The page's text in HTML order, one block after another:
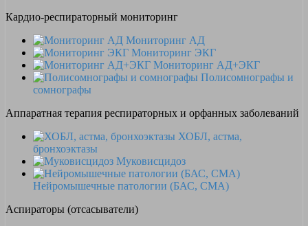
Кардио-респираторный мониторинг
Мониторинг АД
Мониторинг ЭКГ
Мониторинг АД+ЭКГ
Полисомнографы и
сомнографы
Аппаратная терапия респираторных и орфанных заболеваний
ХОБЛ, астма,
бронхоэктазы
Муковисцидоз
Нейромышечные патологии (БАС, СМА)
Аспираторы (отсасыватели)